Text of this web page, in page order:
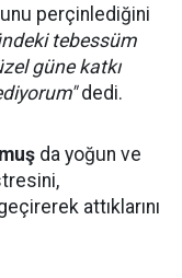
perçinlediğini
tebessüm
güne katkı
dedi.
da yoğun ve
attıklarını